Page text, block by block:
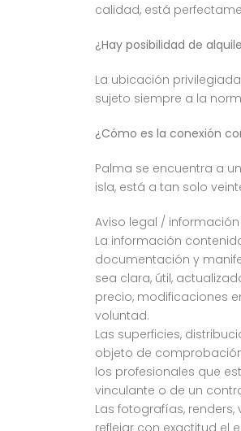
calidad, está
¿Hay posibilidad de
La ubicación
sujeto siempre a la
¿Cómo es la conexión
Palma se encuentra a
isla, está a tan solo
Aviso legal /
La información
documentación y
sea clara, útil,
precio, modificaciones
voluntad.
Las superficies,
objeto de
los profesionales que
vinculante o de un
Las fotografías,
reflejar con exactitud el